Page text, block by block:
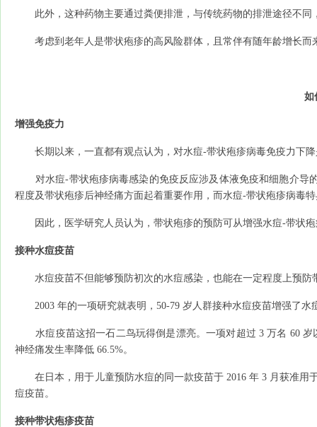
此外，这种药物主要通过粪便排泄，与传统药物的排泄途径不同
考虑到老年人是带状疱疹的高风险群体，且常伴有随年龄增长而
如
增强免疫力
长期以来，一直都有观点认为，对水痘-带状疱疹病毒免疫力下降
对水痘-带状疱疹病毒感染的免疫反应涉及体液免疫和细胞介导
程度及带状疱疹后神经痛方面起着重要作用，而水痘-带状疱疹病毒
因此，医学研究人员认为，带状疱疹的预防可从增强水痘-带状疱
接种水痘疫苗
水痘疫苗不但能够预防初次的水痘感染，也能在一定程度上预防
2003 年的一项研究就表明，50-79 岁人群接种水痘疫苗增强了水
水痘疫苗这招一石二鸟玩得倒是漂亮。一项对超过 3 万名 60 岁
神经痛发生率降低 66.5%。
在日本，用于儿童预防水痘的同一款疫苗于 2016 年 3 月获准用
痘疫苗。
接种带状疱疹疫苗